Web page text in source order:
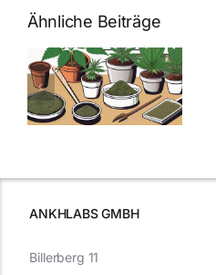
Ähnliche Beiträge
Neue THC-
Grenzwert-
Regelung:
Was Sie über
Cannabis und
müssen
ANKHLABS GMBH
Billerberg 11